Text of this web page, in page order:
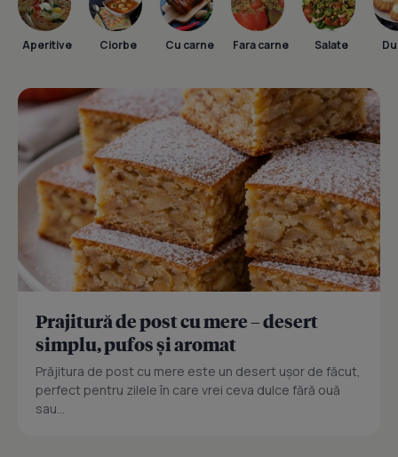
Aperitive Ciorbe Cu carne Fara carne Salate
Prajitură de post cu mere – desert
simplu, pufos și aromat
Prăjitura de post cu mere este un desert ușor de făcut,
perfect pentru zilele în care vrei ceva dulce fără ouă
sau...